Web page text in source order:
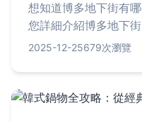
想知道博多地下街有
您詳細介紹博多地下
餐貼士和常見問題，
2025-12-25679次瀏覽